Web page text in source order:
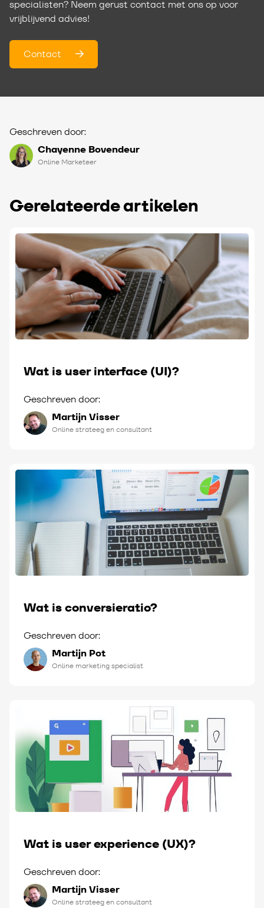
specialisten? Neem gerust contact met ons op voor
vrijblijvend advies!
Contact
Geschreven door:
Chayenne Bovendeur
Online Marketeer
Gerelateerde artikelen
Wat is user interface (UI)?
Geschreven door:
Martijn Visser
Online strateeg en consultant
Wat is conversieratio?
Geschreven door:
Martijn Pot
Online marketing specialist
Wat is user experience (UX)?
Geschreven door:
Martijn Visser
Online strateeg en consultant